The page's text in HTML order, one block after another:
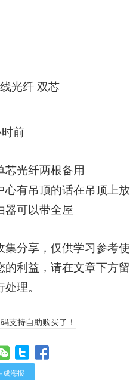
光纤 双芯
前
芯光纤两根备用
心有吊顶的话在吊顶上放
器可以带全屋
集分享，仅供学习参考使
利益，请在文章下方留
理。
支持自助购买了！
海报